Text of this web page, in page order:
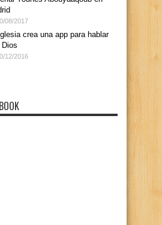
08/2017
crea una app para hablar
12/2016